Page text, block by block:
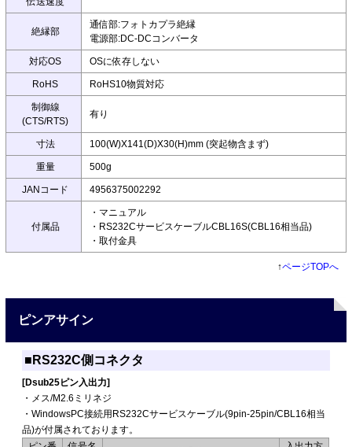
絶縁部
通信部:フォトカプラ絶縁
電源部:DC-DCコンバータ
対応OS OSに依存しない
RoHS RoHS10物質対応
制御線
(CTS/RTS)
有り
寸法 100(W)X141(D)X30(H)mm (突起物含まず)
重量 500g
JANコード 4956375002292
付属品
・マニュアル
・RS232CサービスケーブルCBL16S(CBL16相当品)
・取付金具
↑ページTOPへ
ピンアサイン
■RS232C側コネクタ
[Dsub25ピン入出力]
・メス/M2.6ミリネジ
・WindowsPC接続用RS232Cサービスケーブル(9pin-25pin/CBL16相当
品)が付属されております。